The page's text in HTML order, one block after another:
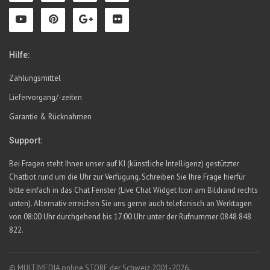
Hilfe:
Zahlungsmittel
Liefervorgang/-zeiten
Garantie & Rücknahmen
Support:
Bei Fragen steht Ihnen unser auf KI (künstliche Intelligenz) gestützter
Chatbot rund um die Uhr zur Verfügung. Schreiben Sie Ihre Frage hierfür
bitte einfach in das Chat Fenster (Live Chat Widget Icon am Bildrand rechts
unten). Alternativ erreichen Sie uns gerne auch telefonisch an Werktagen
von 08:00 Uhr durchgehend bis 17:00 Uhr unter der Rufnummer 0848 848
822.
© MULTIMEDIA online STORE der Schweiz 2001-2026.